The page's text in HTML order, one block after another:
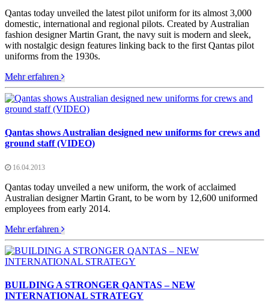
Qantas today unveiled the latest pilot uniform for its almost 3,000
domestic, international and regional pilots. Created by Australian
fashion designer Martin Grant, the navy suit is modern and sleek,
with nostalgic design features linking back to the first Qantas pilot
uniforms from the 1930s.
Mehr erfahren
Qantas shows Australian designed new uniforms for crews and
ground staff (VIDEO)
16.04.2013
Qantas today unveiled a new uniform, the work of acclaimed
Australian designer Martin Grant, to be worn by 12,600 uniformed
employees from early 2014.
Mehr erfahren
BUILDING A STRONGER QANTAS – NEW
INTERNATIONAL STRATEGY